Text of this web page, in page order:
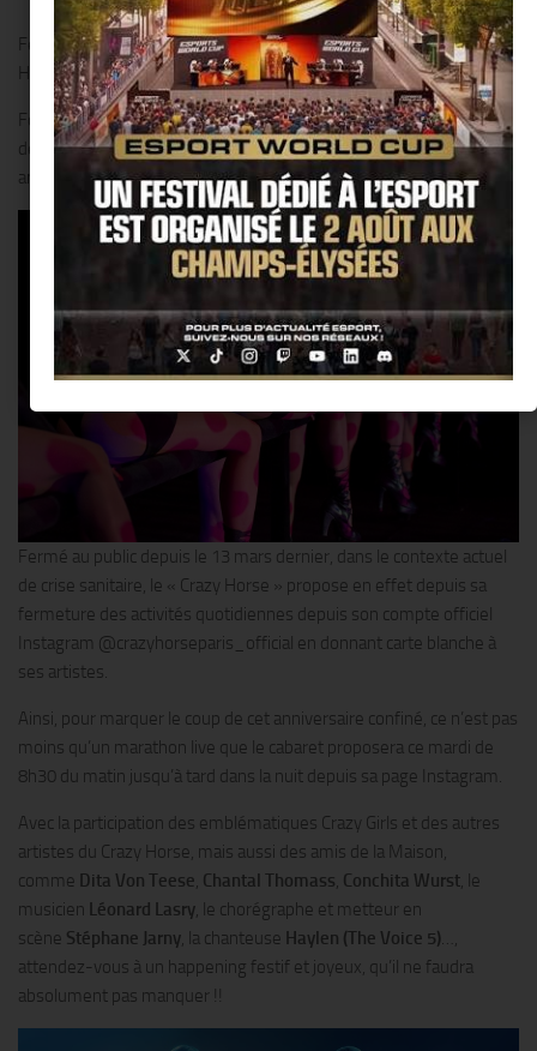
Fermé mais toujours créatif, ce mardi 19 mai 2020, le « Crazy
Horse » célèbre ses 69 ans !!
Fondé en mai 1951 par Alain Bernardin, le plus créatif et glamour
des cabarets parisiens et ses artistes ont décidé de fêter ce 69ème
anniversaire sur les réseaux sociaux.
Fermé au public depuis le 13 mars dernier, dans le contexte actuel
de crise sanitaire, le « Crazy Horse » propose en effet depuis sa
fermeture des activités quotidiennes depuis son compte officiel
Instagram @crazyhorseparis_official en donnant carte blanche à
ses artistes.
Ainsi, pour marquer le coup de cet anniversaire confiné, ce n’est pas
moins qu’un marathon live que le cabaret proposera ce mardi de
8h30 du matin jusqu’à tard dans la nuit depuis sa page Instagram.
Avec la participation des emblématiques Crazy Girls et des autres
artistes du Crazy Horse, mais aussi des amis de la Maison,
comme Dita Von Teese, Chantal Thomass, Conchita Wurst, le
musicien Léonard Lasry, le chorégraphe et metteur en
scène Stéphane Jarny, la chanteuse Haylen (The Voice 5)…,
attendez-vous à un happening festif et joyeux, qu’il ne faudra
absolument pas manquer !!